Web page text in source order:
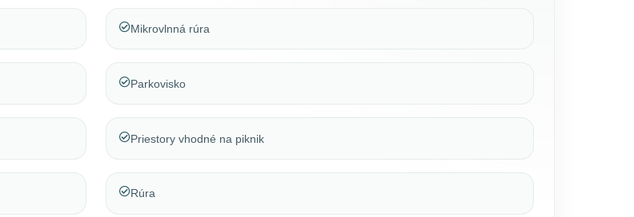
Mikrovlnná rúra
Parkovisko
Priestory vhodné na piknik
Rúra